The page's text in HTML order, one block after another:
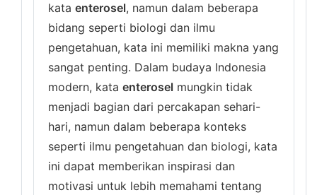
kata enterosel, namun dalam beberapa
bidang seperti biologi dan ilmu
pengetahuan, kata ini memiliki makna yang
sangat penting. Dalam budaya Indonesia
modern, kata enterosel mungkin tidak
menjadi bagian dari percakapan sehari-
hari, namun dalam beberapa konteks
seperti ilmu pengetahuan dan biologi, kata
ini dapat memberikan inspirasi dan
motivasi untuk lebih memahami tentang